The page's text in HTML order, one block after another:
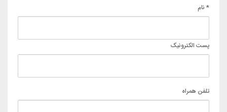
* نام
پست الکترونیک
تلفن همراه